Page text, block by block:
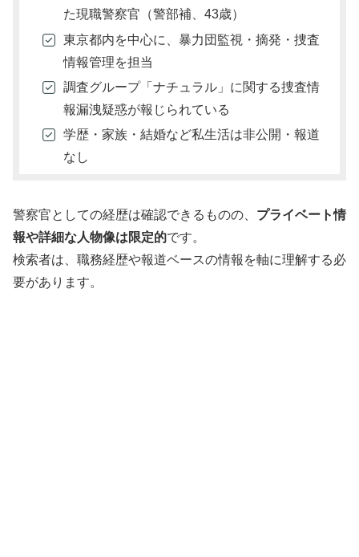
た現職警察官（警部補、43歳）
東京都内を中心に、暴力団監視・摘発・捜査
情報管理を担当
調査グループ「ナチュラル」に関する捜査情
報漏洩疑惑が報じられている
学歴・家族・結婚など私生活は非公開・報道
なし
警察官としての経歴は確認できるものの、 プライベート情
報や詳細な人物像は限定的です。
検索者は、職務経歴や報道ベースの情報を軸に理解する必
要があります。